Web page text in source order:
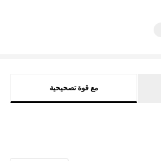
مع قوة تصحيحية